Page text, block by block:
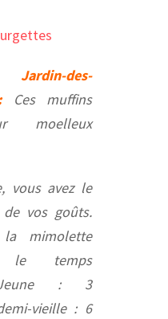
des-
Ces muffins
moelleux
vous avez le
vos goûts.
la mimolette
le temps
: 3
vieille : 6